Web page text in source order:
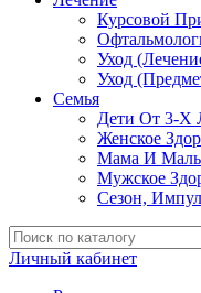
Курсовой
Уход
Уход
Семья
Дети От 3-Х
Женское
Мама И
Мужское
Сезон,
Личный кабинет